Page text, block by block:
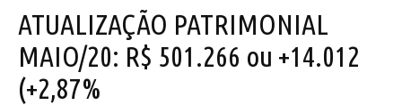
ATUALIZAÇÃO PATRIMONIAL
MAIO/20: R$ 501.266 ou +14.012
(+2,87%